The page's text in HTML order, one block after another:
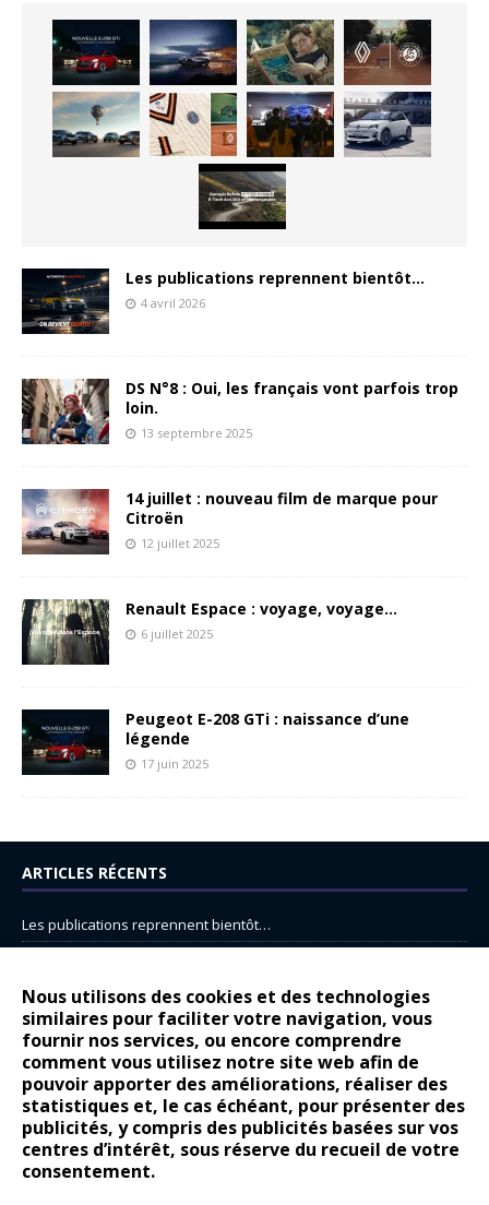
Nous utilisons des cookies et des technologies
similaires pour faciliter votre navigation, vous
fournir nos services, ou encore comprendre
comment vous utilisez notre site web afin de
pouvoir apporter des améliorations, réaliser des
statistiques et, le cas échéant, pour présenter des
publicités, y compris des publicités basées sur vos
centres d’intérêt, sous réserve du recueil de votre
consentement.
Les publications reprennent bientôt…
4 avril 2026
DS N°8 : Oui, les français vont parfois trop
loin.
13 septembre 2025
14 juillet : nouveau film de marque pour
Citroën
12 juillet 2025
Renault Espace : voyage, voyage…
6 juillet 2025
Peugeot E-208 GTi : naissance d’une
légende
17 juin 2025
ARTICLES RÉCENTS
Les publications reprennent bientôt…
14 juillet : nouveau film de marque pour Citroën
Renault Espace : voyage, voyage…
Peugeot E-208 GTi : naissance d’une légende
COMMENTAIRES RÉCENTS
Bernard DardartdansDacia Sandero : pour les gens vrais